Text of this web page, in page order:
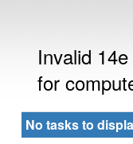
Invalid
for
No tasks to